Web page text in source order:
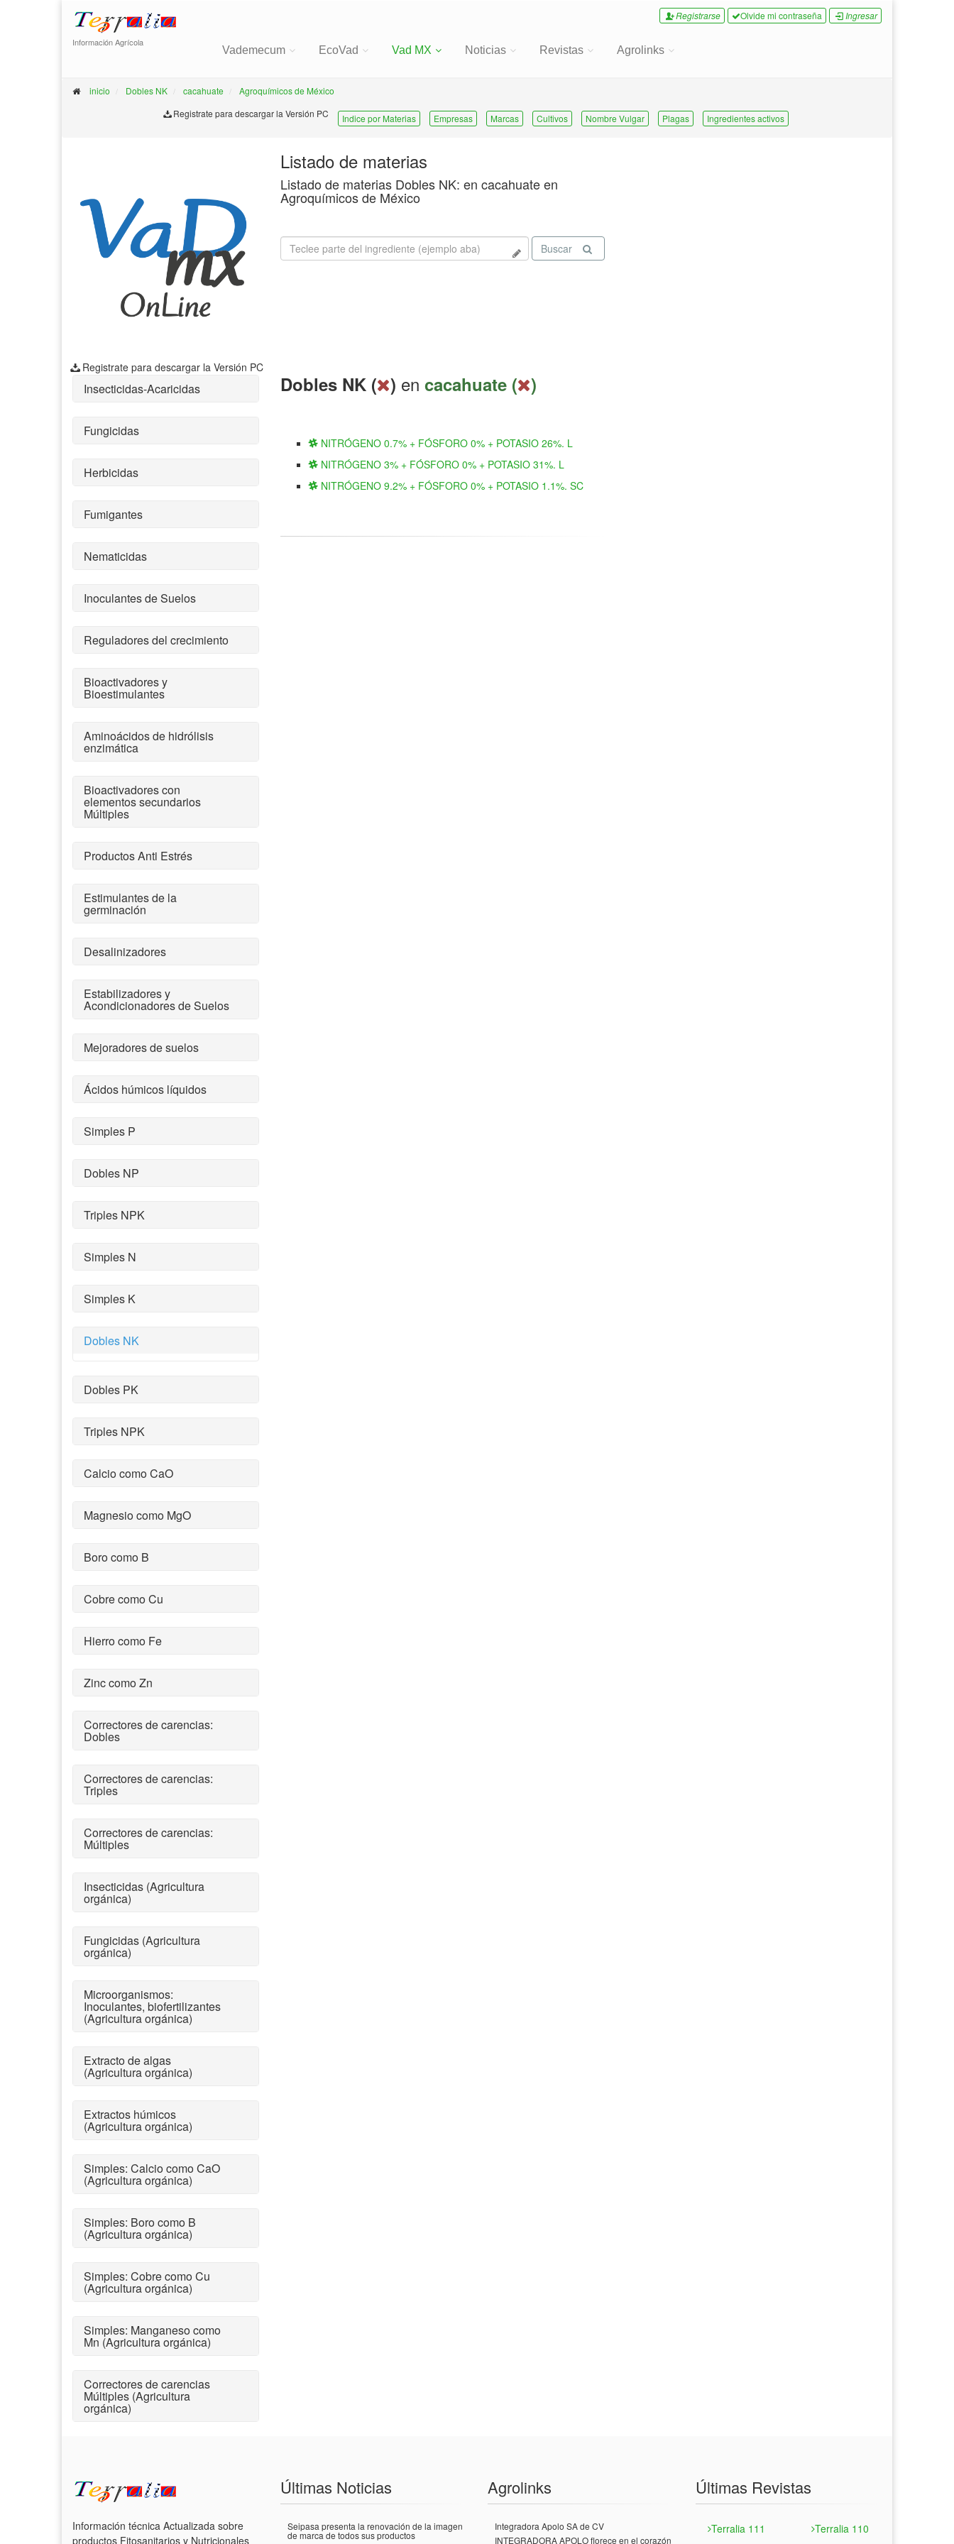
Información Agrícola
Registrarse Olvide mi contraseña Ingresar
Vademecum EcoVad Vad MX Noticias Revistas Agrolinks
inicio Dobles NK cacahuate
Agroquímicos de México
Registrate para descargar la Versión PC
Indice por Materias Empresas Marcas Cultivos Nombre Vulgar Plagas Ingredientes activos
Registrate para descargar la Versión PC
Listado de materias
Listado de materias Dobles NK: en cacahuate en
Agroquímicos de México
Buscar
Insecticidas-Acaricidas
Fungicidas
Herbicidas
Fumigantes
Nematicidas
Inoculantes de Suelos
Reguladores del crecimiento
Bioactivadores y
Bioestimulantes
Aminoácidos de hidrólisis
enzimática
Bioactivadores con
elementos secundarios
Múltiples
Productos Anti Estrés
Estimulantes de la
germinación
Desalinizadores
Estabilizadores y
Acondicionadores de Suelos
Mejoradores de suelos
Ácidos húmicos líquidos
Simples P
Dobles NP
Triples NPK
Simples N
Simples K
Dobles NK
Dobles PK
Triples NPK
Calcio como CaO
Magnesio como MgO
Boro como B
Cobre como Cu
Hierro como Fe
Zinc como Zn
Correctores de carencias:
Dobles
Correctores de carencias:
Triples
Correctores de carencias:
Múltiples
Insecticidas (Agricultura
orgánica)
Fungicidas (Agricultura
orgánica)
Microorganismos:
Inoculantes, biofertilizantes
(Agricultura orgánica)
Extracto de algas
(Agricultura orgánica)
Extractos húmicos
(Agricultura orgánica)
Simples: Calcio como CaO
(Agricultura orgánica)
Simples: Boro como B
(Agricultura orgánica)
Simples: Cobre como Cu
(Agricultura orgánica)
Simples: Manganeso como
Mn (Agricultura orgánica)
Correctores de carencias
Múltiples (Agricultura
orgánica)
Dobles NK ( ) en cacahuate ( )
NITRÓGENO 0.7% + FÓSFORO 0% + POTASIO 26%. L
NITRÓGENO 3% + FÓSFORO 0% + POTASIO 31%. L
NITRÓGENO 9.2% + FÓSFORO 0% + POTASIO 1.1%. SC
Información técnica Actualizada sobre
productos Fitosanitarios y Nutricionales
Últimas Noticias
Seipasa presenta la renovación de la imagen
de marca de todos sus productos
Agrolinks
Integradora Apolo SA de CV
INTEGRADORA APOLO florece en el corazón
Últimas Revistas
Terralia 111
Terralia 110